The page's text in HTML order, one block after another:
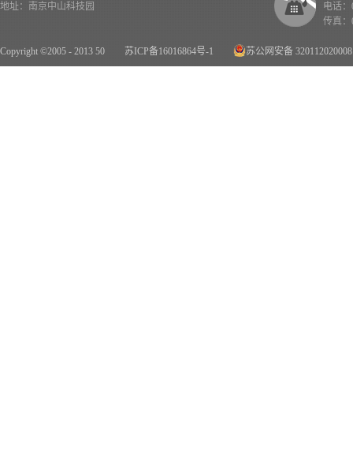
Copyright ©2005 - 2013 50 苏ICP备16016864号-1 苏公网安备
地址：南京中山科技园
电话：
传真：